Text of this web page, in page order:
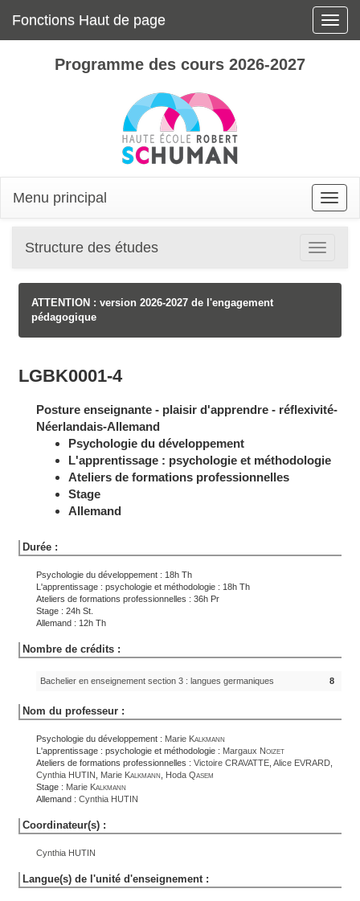
Toggle
Fonctions Haut de page
Programme des cours 2026-2027
Toggle
Menu principal
Toggle
Structure des études
ATTENTION : version 2026-2027 de l'engagement
pédagogique
LGBK0001-4
Posture enseignante - plaisir d'apprendre - réflexivité-
Néerlandais-Allemand
Psychologie du développement
L'apprentissage : psychologie et méthodologie
Ateliers de formations professionnelles
Stage
Allemand
Durée :
Psychologie du développement : 18h Th
L'apprentissage : psychologie et méthodologie : 18h Th
Ateliers de formations professionnelles : 36h Pr
Stage : 24h St.
Allemand : 12h Th
Nombre de crédits :
Bachelier en enseignement section 3 : langues germaniques 8
Nom du professeur :
Psychologie du développement : Marie Kalkmann
L'apprentissage : psychologie et méthodologie : Margaux Noizet
Ateliers de formations professionnelles : Victoire CRAVATTE Alice EVRARD
Cynthia HUTIN Marie Kalkmann Hoda Qasem
Stage : Marie Kalkmann
Allemand : Cynthia HUTIN
Coordinateur(s) :
Cynthia HUTIN
Langue(s) de l'unité d'enseignement :